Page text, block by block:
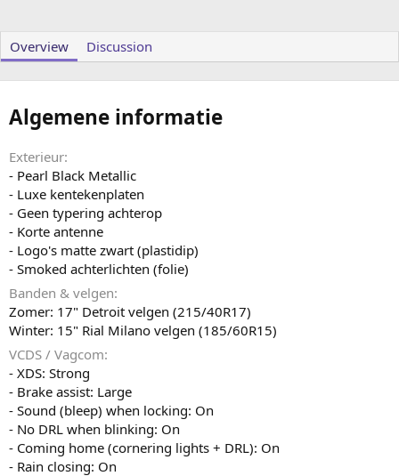
Overview Discussion
Algemene informatie
Exterieur
- Pearl Black Metallic
- Luxe kentekenplaten
- Geen typering achterop
- Korte antenne
- Logo's matte zwart (plastidip)
- Smoked achterlichten (folie)
Banden & velgen
Zomer: 17" Detroit velgen (215/40R17)
Winter: 15" Rial Milano velgen (185/60R15)
VCDS / Vagcom
- XDS: Strong
- Brake assist: Large
- Sound (bleep) when locking: On
- No DRL when blinking: On
- Coming home (cornering lights + DRL): On
- Rain closing: On